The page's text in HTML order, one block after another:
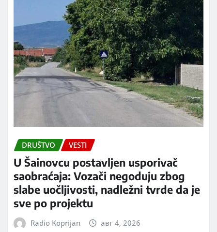
DRUŠTVO VESTI
U Šainovcu postavljen usporivač
saobraćaja: Vozači negoduju zbog
slabe uočljivosti, nadležni tvrde da je
sve po projektu
Radio Koprijan авг 4, 2026